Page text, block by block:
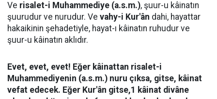
Ve risalet-i Muhammediye (a.s.m.), şuur-u kâinatın
şuurudur ve nurudur. Ve vahy-i Kur'ân dahi, hayattar
hakaikinin şehadetiyle, hayat-ı kâinatın ruhudur ve
şuur-u kâinatın aklıdır.
Evet, evet, evet! Eğer kâinattan risalet-i
Muhammediyenin (a.s.m.) nuru çıksa, gitse, kâinat
vefat edecek. Eğer Kur'ân gitse,1 kâinat divâne